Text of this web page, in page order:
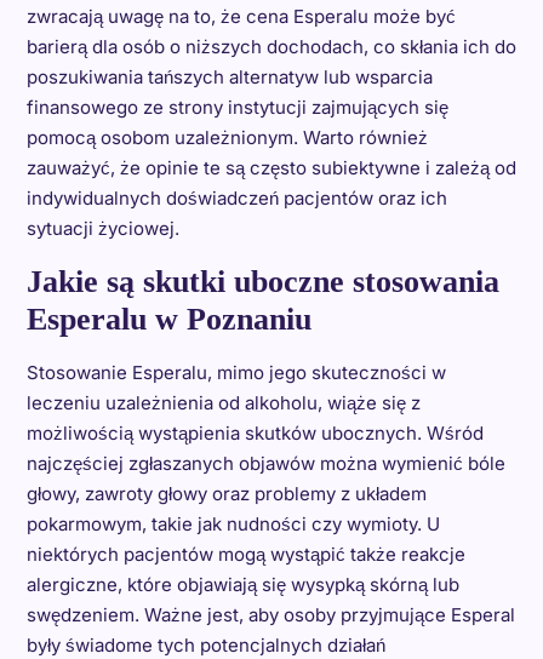
zwracają uwagę na to, że cena Esperalu może być
barierą dla osób o niższych dochodach, co skłania ich do
poszukiwania tańszych alternatyw lub wsparcia
finansowego ze strony instytucji zajmujących się
pomocą osobom uzależnionym. Warto również
zauważyć, że opinie te są często subiektywne i zależą od
indywidualnych doświadczeń pacjentów oraz ich
sytuacji życiowej.
Jakie są skutki uboczne stosowania
Esperalu w Poznaniu
Stosowanie Esperalu, mimo jego skuteczności w
leczeniu uzależnienia od alkoholu, wiąże się z
możliwością wystąpienia skutków ubocznych. Wśród
najczęściej zgłaszanych objawów można wymienić bóle
głowy, zawroty głowy oraz problemy z układem
pokarmowym, takie jak nudności czy wymioty. U
niektórych pacjentów mogą wystąpić także reakcje
alergiczne, które objawiają się wysypką skórną lub
swędzeniem. Ważne jest, aby osoby przyjmujące Esperal
były świadome tych potencjalnych działań